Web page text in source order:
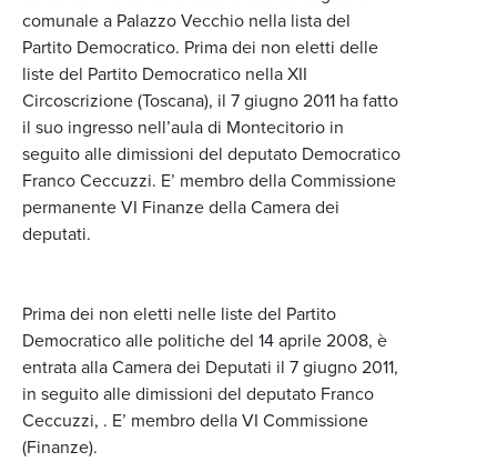
comunale a Palazzo Vecchio nella lista del
Partito Democratico. Prima dei non eletti delle
liste del Partito Democratico nella XII
Circoscrizione (Toscana), il 7 giugno 2011 ha fatto
il suo ingresso nell’aula di Montecitorio in
seguito alle dimissioni del deputato Democratico
Franco Ceccuzzi. E’ membro della Commissione
permanente VI Finanze della Camera dei
deputati.
Prima dei non eletti nelle liste del Partito
Democratico alle politiche del 14 aprile 2008, è
entrata alla Camera dei Deputati il 7 giugno 2011,
in seguito alle dimissioni del deputato Franco
Ceccuzzi, . E’ membro della VI Commissione
(Finanze).